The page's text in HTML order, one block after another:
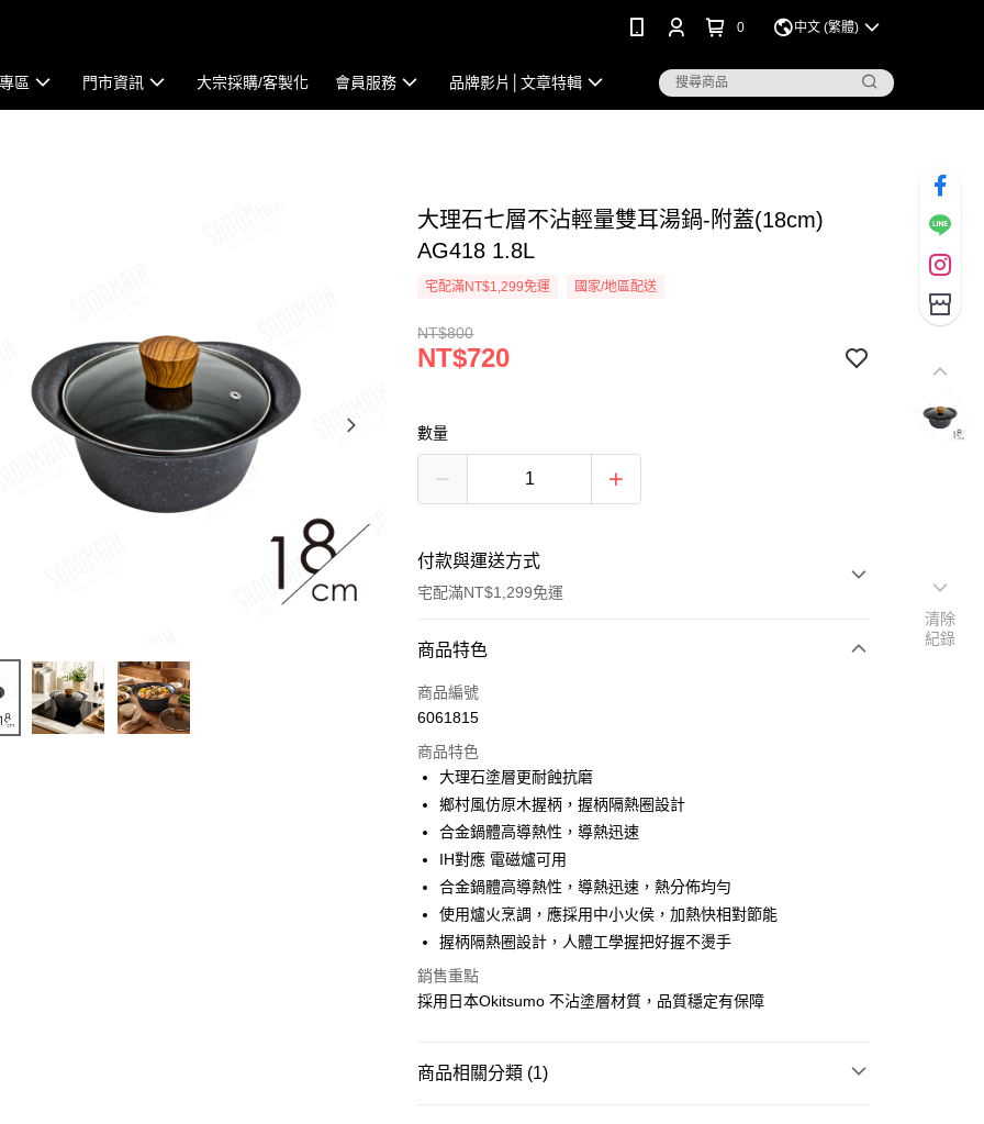
0 中文 (繁體)
區 門市資訊 大宗採購/客製化 會員服務 品牌影片│文章特輯
大理石七層不沾輕量雙耳湯鍋-附蓋(18cm)
AG418 1.8L
宅配滿NT$1,299免運 國家/地區配送
NT$800
NT$720
數量
付款與運送方式
宅配滿NT$1,299免運
付款方式
信用卡一次付款
Apple Pay
街口支付
悠遊付
Google Pay
全盈+PAY
ATM付款
※ 下單後（不含訂購當天），現貨商品將於１－３個工作天寄出，
商品特色
商品編號
6061815
商品特色
大理石塗層更耐蝕抗磨
鄉村風仿原木握柄，握柄隔熱圈設計
合金鍋體高導熱性，導熱迅速
IH對應 電磁爐可用
合金鍋體高導熱性，導熱迅速，熱分佈均勻
使用爐火烹調，應採用中小火侯，加熱快相對節能
握柄隔熱圈設計，人體工學握把好握不燙手
銷售重點
採用日本Okitsumo 不沾塗層材質，品質穩定有保障
商品相關分類 (1)
清除
紀錄